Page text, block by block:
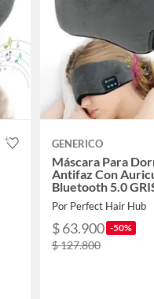
GENERICO
Máscara Para
Antifaz Con
Bluetooth 5.0
Por Perfect Hair Hub
$ 63.900 -50%
$ 127.800